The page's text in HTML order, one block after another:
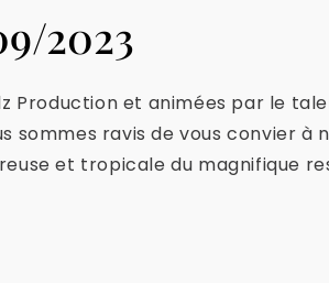
2023
Production et animées par le
ravis de vous convier
et tropicale du magnifique